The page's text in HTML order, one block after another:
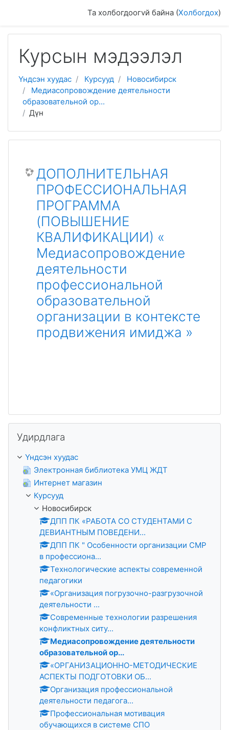
Та холбогдоогvй байна (Холбогдох)
Курсын мэдээлэл
Үндсэн хуудас Курсууд
Новосибирск
Медиасопровождение деятельности
образовательной ор...
Дүн
ДОПОЛНИТЕЛЬНАЯ
ПРОФЕССИОНАЛЬНАЯ
ПРОГРАММА
(ПОВЫШЕНИЕ
КВАЛИФИКАЦИИ) «
Медиасопровождение
деятельности
профессиональной
образовательной
организации в контексте
продвижения имиджа »
Удирдлага
Үндсэн хуудас
Электронная библиотека УМЦ ЖДТ
Интернет магазин
Курсууд
Новосибирск
ДПП ПК «РАБОТА СО СТУДЕНТАМИ С
ДЕВИАНТНЫМ ПОВЕДЕНИ...
ДПП ПК " Особенности организации СМР
в профессиона...
Технологические аспекты современной
педагогики
«Организация погрузочно-разгрузочной
деятельности ...
Современные технологии разрешения
конфликтных ситу...
Медиасопровождение деятельности
образовательной ор...
«ОРГАНИЗАЦИОННО-МЕТОДИЧЕСКИЕ
АСПЕКТЫ ПОДГОТОВКИ ОБ...
Организация профессиональной
деятельности педагога...
Профессиональная мотивация
обучающихся в системе СПО